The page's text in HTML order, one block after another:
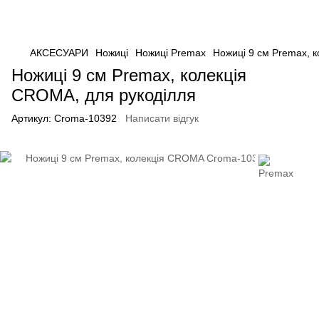
АКСЕСУАРИ Ножиці Ножиці Premax Ножиці 9 см Premax,
Ножиці 9 см Premax, колекція
CROMA, для рукоділля
Артикул: Croma-10392 Написати відгук